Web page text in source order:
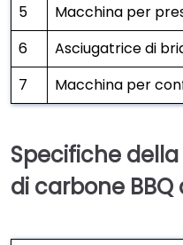
5
Macchina per
6
Asciugatrice di
7
Macchina per
Specifiche
di carbone